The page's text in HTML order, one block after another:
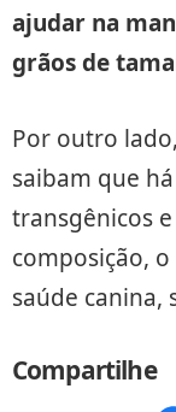
ajudar na
grãos de
Por outro
saibam que
transgênicos
composição,
saúde canina,
Compartilhe